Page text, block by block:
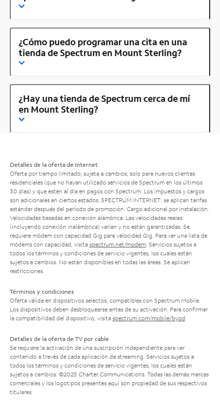
¿Cómo puedo programar una cita en una
tienda de Spectrum en Mount Sterling?
¿Hay una tienda de Spectrum cerca de mí
en Mount Sterling?
Detalles de la oferta de Internet
Oferta por tiempo limitado; sujeta a cambios; solo para nuevos clientes
residenciales (que no hayan utilizado servicios de Spectrum en los últimos
30 días) y que estén al día en pagos con Spectrum. Los impuestos y cargos
son adicionales en ciertos estados. SPECTRUM INTERNET: se aplican tarifas
estándar después del período de promoción. Cargo adicional por instalación.
Velocidades basadas en conexión alámbrica. Las velocidades reales
(incluyendo conexión inalámbrica) varían y no están garantizadas. Se
requiere módem con capacidad Gig para velocidad Gig. Para ver una lista de
módems con capacidad, visita spectrum.net/modem . Servicios sujetos a
todos los términos y condiciones de servicio vigentes, los cuales están
sujetos a cambios. No están disponibles en todas las áreas. Se aplican
restricciones.
Términos y condiciones
Oferta válida en dispositivos selectos, compatibles con Spectrum Mobile.
Los dispositivos deben desbloquearse antes de su activación. Para confirmar
la compatibilidad del dispositivo, visita spectrum.com/mobile/byod
Detalles de la oferta de TV por cable
Se requiere la activación de una suscripción independiente para ver
contenido a través de cada aplicación de streaming. Servicios sujetos a
todos los términos y condiciones de servicio vigentes, los cuales están
sujetos a cambios. ©2025 Charter Communications. Todas las demás marcas
comerciales y los logotipos presentes aquí son propiedad de sus respectivos
titulares.